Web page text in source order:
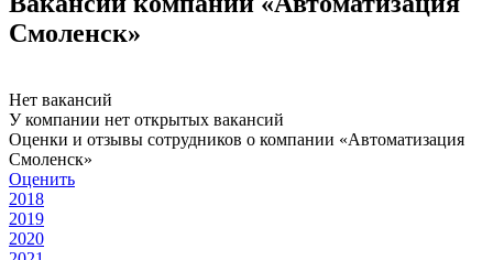
Смоленск»
Нет вакансий
У компании нет открытых вакансий
Оценки и отзывы сотрудников о компании «Автоматизация
Смоленск»
Оценить
2018
2019
2020